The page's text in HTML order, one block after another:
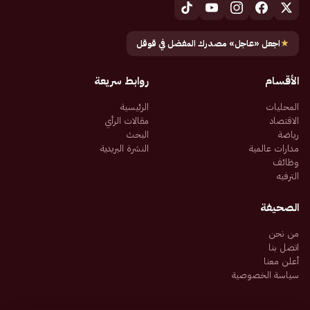
★اجعل «عاجل» مصدرك المفضل في قوقل
الأقسام
المحليات
الاقتصاد
رياضة
مدارات عالمية
وظائف
الترفيه
روابط سريعة
الرئيسية
مقالات الرأي
البحث
النشرة البريدية
الصحيفة
من نحن
اتصل بنا
أعلن معنا
سياسة الخصوصية